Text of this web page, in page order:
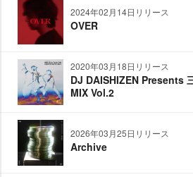
2024年02月14日リリース
OVER
2020年03月18日リリース
DJ DAISHIZEN Presents
MIX Vol.2
2026年03月25日リリース
Archive